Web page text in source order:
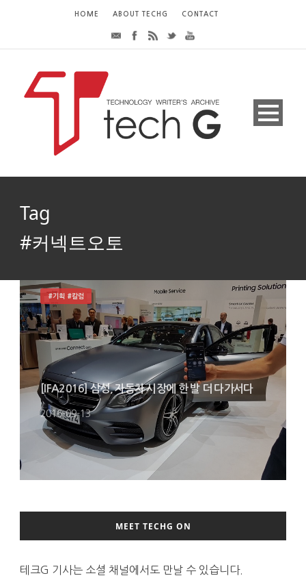
HOME ABOUT TECHG CONTACT
Tag
#커넥트오토
[IFA2016] 삼성, 자동차 시장에 한 발 더 다가서다
2016-09-13
#기획 #칼럼
MEET TECHG ON
테크G 기사는 소셜 채널에서도 만날 수 있습니다.